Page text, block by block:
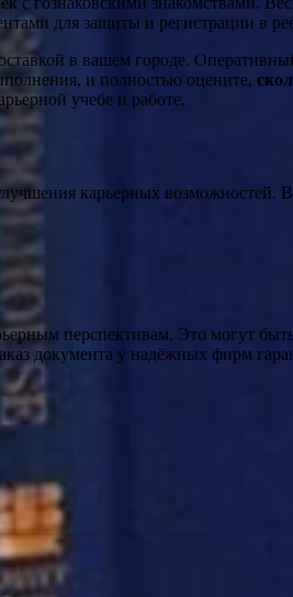
для защиты и регистрации в
в вашем городе.
и полностью оцените,
учебе и работе.
карьерных возможностей.
перспективам. Это могут
документа у надёжных фирм